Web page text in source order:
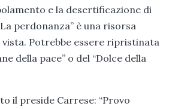
e la desertificazione di
perdonanza” è una risorsa
Potrebbe essere ripristinata
della pace” o del “Dolce della
il preside Carrese: “Provo